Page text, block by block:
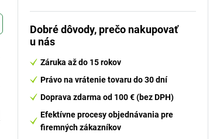
Dobré dôvody, prečo nakupovať
u nás
Záruka až do 15 rokov
Právo na vrátenie tovaru do 30 dní
Doprava zdarma od 100 € (bez DPH)
Efektívne procesy objednávania pre
firemných zákazníkov